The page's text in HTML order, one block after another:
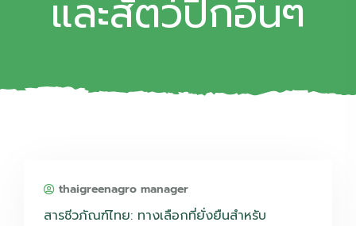
และสัตว์ปีกอื่นๆ
thaigreenagro manager
สารชีวภัณฑ์ไทย: ทางเลือกที่ยั่งยืนสำหรับ